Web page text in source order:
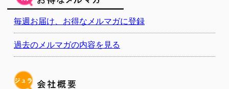
毎週お届け、お得なメルマガに登録
過去のメルマガの内容を見る